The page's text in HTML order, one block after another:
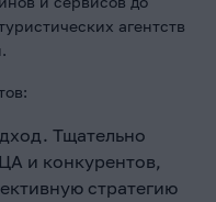
агентств
Тщательно
и конкурентов,
стратегию